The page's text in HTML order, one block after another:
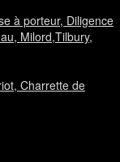
à porteur, Diligence
Milord,Tilbury,
Charrette de